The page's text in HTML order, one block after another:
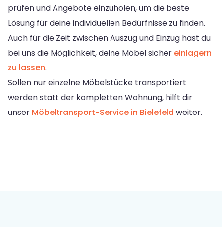
prüfen und Angebote einzuholen, um die beste
Lösung für deine individuellen Bedürfnisse zu finden.
Auch für die Zeit zwischen Auszug und Einzug hast du
bei uns die Möglichkeit, deine Möbel sicher einlagern
zu lassen.
Sollen nur einzelne Möbelstücke transportiert
werden statt der kompletten Wohnung, hilft dir
unser Möbeltransport-Service in Bielefeld weiter.